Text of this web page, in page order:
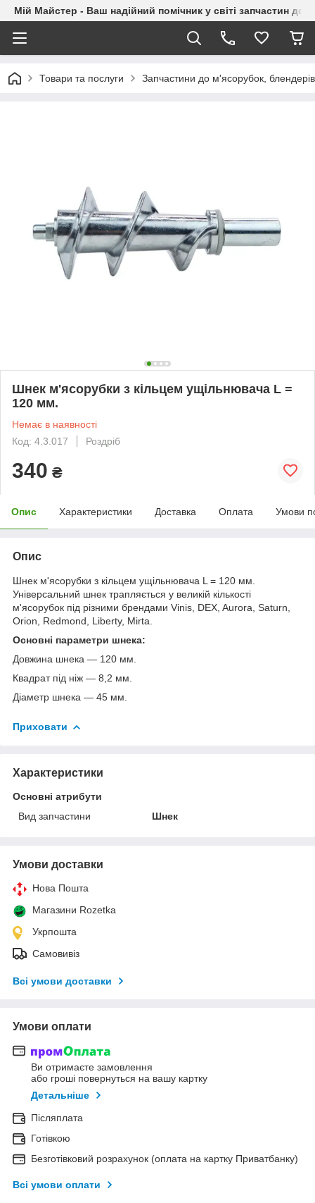
Мій Майстер - Ваш надійний помічник у світі запчастин до
Товари та послуги Запчастини до м'ясорубок,
Шнек м'ясорубки з кільцем ущільнювача L =
120 мм.
Немає в наявності
Код: 4.3.017
Роздріб
340 ₴
Опис Характеристики Доставка Оплата Умови
Опис
Шнек м'ясорубки з кільцем ущільнювача L = 120 мм.
Універсальний шнек трапляється у великій кількості
м'ясорубок під різними брендами Vinis, DEX, Aurora, Saturn,
Orion, Redmond, Liberty, Mirta.
Основні параметри шнека:
Довжина шнека — 120 мм.
Квадрат під ніж — 8,2 мм.
Діаметр шнека — 45 мм.
Приховати
Характеристики
Основні атрибути
Вид запчастини
Шнек
Умови доставки
Нова Пошта
Магазини Rozetka
Укрпошта
Самовивіз
Всі умови доставки
Умови оплати
Ви отримаєте замовлення
або гроші повернуться на вашу картку
Детальніше
Післяплата
Готівкою
Безготівковий розрахунок (оплата на картку Приватбанку)
Всі умови оплати